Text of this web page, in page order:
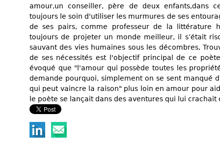
amour,un conseiller, père de deux enfants,dans
toujours le soin d'utiliser les murmures de ses
de ses pairs, comme professeur de la littérature
toujours de projeter un monde meilleur, il s’était
sauvant des vies humaines sous les décombres,
de ses nécessités est l'objectif principal de ce
évoqué que "l'amour qui possède toutes les
demande pourquoi, simplement on se sent manqué
qui peut vaincre la raison" plus loin en amour pour
le poète se lançait dans des aventures qui lui